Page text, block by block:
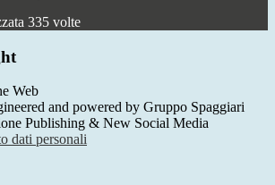
335 volte
and powered by Gruppo Spaggiari
Publishing & New Social Media
dati personali